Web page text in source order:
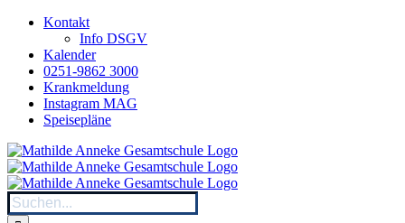
Zum
springen
Kontakt
Info DSGV
Kalender
0251-9862 3000
Krankmeldung
Instagram MAG
Speisepläne
Suche
nach: